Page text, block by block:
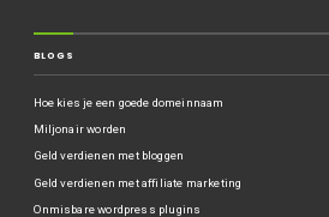
BLOGS
Hoe kies je een goede domeinnaam
Miljonair worden
Geld verdienen met bloggen
Geld verdienen met affiliate marketing
Onmisbare wordpress plugins